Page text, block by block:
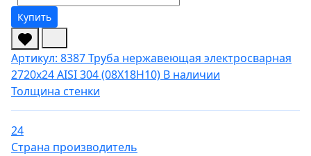
Купить
Артикул: 8387Труба нержавеющая электросварная
2720х24 AISI 304 (08Х18Н10) В наличии
Толщина стенки
24
Страна производитель